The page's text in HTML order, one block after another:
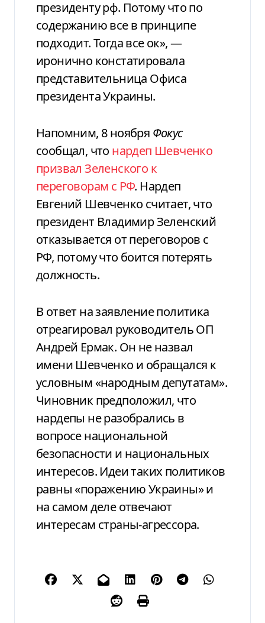
президенту рф. Потому что по
содержанию все в принципе
подходит. Тогда все ок», —
иронично констатировала
представительница Офиса
президента Украины.
Напомним, 8 ноября Фокус
сообщал, что нардеп Шевченко
призвал Зеленского к
переговорам с РФ. Нардеп
Евгений Шевченко считает, что
президент Владимир Зеленский
отказывается от переговоров с
РФ, потому что боится потерять
должность.
В ответ на заявление политика
отреагировал руководитель ОП
Андрей Ермак. Он не назвал
имени Шевченко и обращался к
условным «народным депутатам».
Чиновник предположил, что
нардепы не разобрались в
вопросе национальной
безопасности и национальных
интересов. Идеи таких политиков
равны «поражению Украины» и
на самом деле отвечают
интересам страны-агрессора.